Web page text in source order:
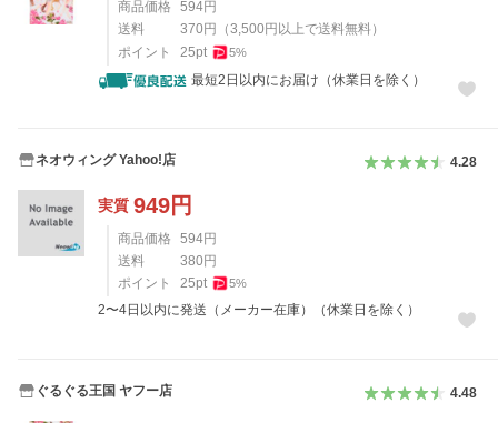
商品価格 594円
送料
370 円 （3,500 円以上で送料無料）
ポイント
25pt 5%
最短2日以内にお届け（休業日を除く）
ネオウィング Yahoo!店 4.28
実質 949円
商品価格 594円
送料
380 円
ポイント
25pt 5%
2〜4日以内に発送（メーカー在庫）（休業日を除く）
ぐるぐる王国 ヤフー店 4.48